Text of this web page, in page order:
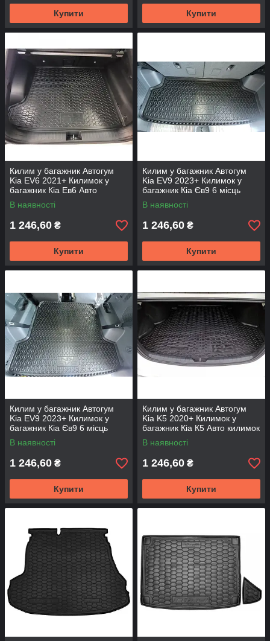
Купити Купити
Килим у багажник Автогум
Kia EV6 2021+ Килимок у
багажник Кіа Ев6 Авто
килимок верхня полиця
В наявності
1 246,60 ₴
Купити
Килим у багажник Автогум
Kia EV9 2023+ Килимок у
багажник Кіа Єв9 6 місць
Авто килимок малий
В наявності
1 246,60 ₴
Купити
Килим у багажник Автогум
Kia EV9 2023+ Килимок у
багажник Кіа Єв9 6 місць
Авто килимок великий
В наявності
1 246,60 ₴
Купити
Килим у багажник Автогум
Kia K5 2020+ Килимок у
багажник Кіа К5 Авто килимок
на Кіа
В наявності
1 246,60 ₴
Купити